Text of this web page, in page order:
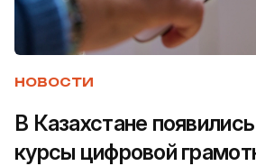
НОВОСТИ
В Казахстане
курсы цифровой